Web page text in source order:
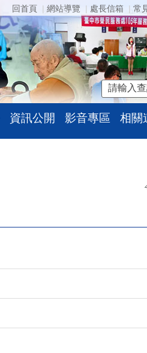
回首頁 網站導覽 處長信箱 常
資訊公開 影音專區 相關